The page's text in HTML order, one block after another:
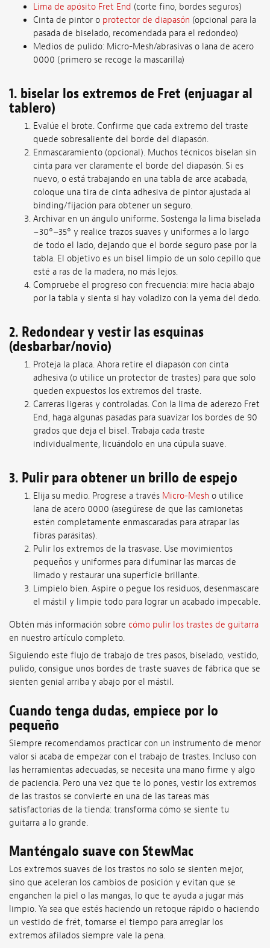
Lima de apósito Fret End (corte fino, bordes seguros)
Cinta de pintor o protector de diapasón (opcional para la
pasada de biselado, recomendada para el redondeo)
Medios de pulido: Micro-Mesh/abrasivas o lana de acero
0000 (primero se recoge la mascarilla)
1. biselar los extremos de Fret (enjuagar al
tablero)
Evalúe el brote. Confirme que cada extremo del traste
quede sobresaliente del borde del diapasón.
Enmascaramiento (opcional). Muchos técnicos biselan sin
cinta para ver claramente el borde del diapasón. Si es
nuevo, o está trabajando en una tabla de arce acabada,
coloque una tira de cinta adhesiva de pintor ajustada al
binding/fijación para obtener un seguro.
Archivar en un ángulo uniforme. Sostenga la lima biselada
~30°–35° y realice trazos suaves y uniformes a lo largo
de todo el lado, dejando que el borde seguro pase por la
tabla. El objetivo es un bisel limpio de un solo cepillo que
esté a ras de la madera, no más lejos.
Compruebe el progreso con frecuencia: mire hacia abajo
por la tabla y sienta si hay voladizo con la yema del dedo.
2. Redondear y vestir las esquinas
(desbarbar/novio)
Proteja la placa. Ahora retire el diapasón con cinta
adhesiva (o utilice un protector de trastes) para que solo
queden expuestos los extremos del traste.
Carreras ligeras y controladas. Con la lima de aderezo Fret
End, haga algunas pasadas para suavizar los bordes de 90
grados que deja el bisel. Trabaja cada traste
individualmente, licuándolo en una cúpula suave.
3. Pulir para obtener un brillo de espejo
Elija su medio. Progrese a través Micro-Mesh o utilice
lana de acero 0000 (asegúrese de que las camionetas
estén completamente enmascaradas para atrapar las
fibras parásitas).
Pulir los extremos de la trasvase. Use movimientos
pequeños y uniformes para difuminar las marcas de
limado y restaurar una superficie brillante.
Límpielo bien. Aspire o pegue los residuos, desenmascare
el mástil y limpie todo para lograr un acabado impecable.
Obtén más información sobre cómo pulir los trastes de guitarra
en nuestro artículo completo.
Siguiendo este flujo de trabajo de tres pasos, biselado, vestido,
pulido, consigue unos bordes de traste suaves de fábrica que se
sienten genial arriba y abajo por el mástil.
Cuando tenga dudas, empiece por lo
pequeño
Siempre recomendamos practicar con un instrumento de menor
valor si acaba de empezar con el trabajo de trastes. Incluso con
las herramientas adecuadas, se necesita una mano firme y algo
de paciencia. Pero una vez que te lo pones, vestir los extremos
de las trastos se convierte en una de las tareas más
satisfactorias de la tienda: transforma cómo se siente tu
guitarra a lo grande.
Manténgalo suave con StewMac
Los extremos suaves de los trastos no solo se sienten mejor,
sino que aceleran los cambios de posición y evitan que se
enganchen la piel o las mangas, lo que te ayuda a jugar más
limpio. Ya sea que estés haciendo un retoque rápido o haciendo
un vestido de frét, tomarse el tiempo para arreglar los
extremos afilados siempre vale la pena.